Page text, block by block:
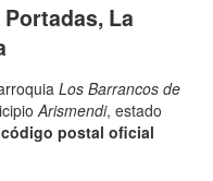
La
Los Barrancos de
Arismendi, estado
código postal oficial